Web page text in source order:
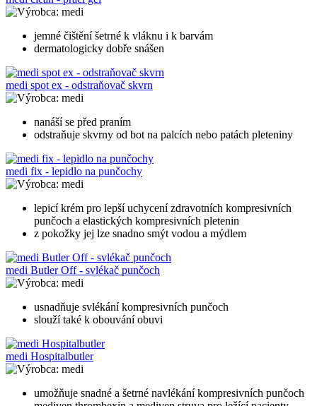
medi
jemné čištění šetrné k vláknu i k barvám
dermatologicky dobře snášen
medi spot ex - odstraňovač skvrn
medi
nanáší se před praním
odstraňuje skvrny od bot na palcích nebo patách pleteniny
medi fix - lepidlo na punčochy
medi
lepicí krém pro lepší uchycení zdravotních kompresivních
punčoch a elastických kompresivních pletenin
z pokožky jej lze snadno smýt vodou a mýdlem
medi Butler Off - svlékač punčoch
medi
usnadňuje svlékání kompresivních punčoch
slouží také k obouvání obuvi
medi Hospitalbutler
medi
umožňuje snadné a šetrné navlékání kompresivních punčoch